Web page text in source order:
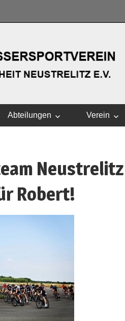
Abteilungen Verein
Robert!